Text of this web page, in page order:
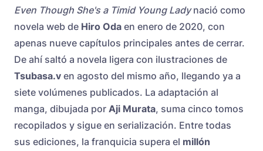
Even Though She's a Timid Young Ladynació como
novela web de Hiro Oda en enero de 2020, con
apenas nueve capítulos principales antes de cerrar.
De ahí saltó a novela ligera con ilustraciones de
Tsubasa.v en agosto del mismo año, llegando ya a
siete volúmenes publicados. La adaptación al
manga, dibujada por Aji Murata, suma cinco tomos
recopilados y sigue en serialización. Entre todas
sus ediciones, la franquicia supera el millón